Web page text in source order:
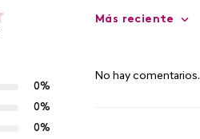
0%
0%
0%
Más reciente
No hay comentarios.